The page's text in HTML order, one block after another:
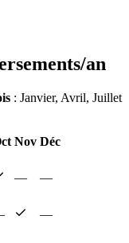
an
: Janvier, Avril, Juillet
Nov Déc
—
—
—